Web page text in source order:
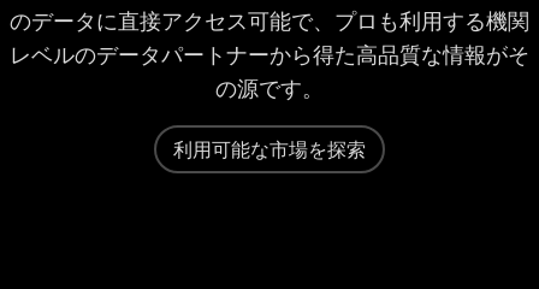
のデータに直接アクセス可能で、プロも利用する機関
レベルのデータパートナーから得た高品質な情報がそ
の源です。
利用可能な市場を探索